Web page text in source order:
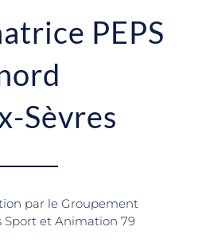
PEPS
Sèvres
par le Groupement
Sport et Animation 79